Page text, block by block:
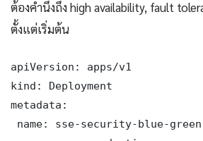
ต้องคำนึงถึง high availability, fault
ตั้งแต่เริ่มต้น
apiVersion: apps/v1
kind: Deployment
metadata:
name: sse-security-blue-